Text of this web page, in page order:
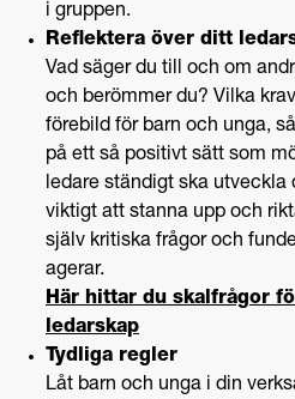
i gruppen.
Reflektera över ditt
Vad säger du till och om
och berömmer du? Vilka
förebild för barn och unga,
på ett så positivt sätt som
ledare ständigt ska utveckla
viktigt att stanna upp och
själv kritiska frågor och
agerar.
Här hittar du skalfrågor
ledarskap
Tydliga regler
Låt barn och unga i din